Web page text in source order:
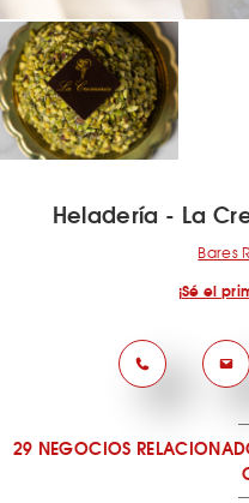
Heladería - La
Bares
¡Sé el
29 NEGOCIOS